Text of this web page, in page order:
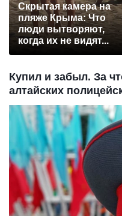
Скрытая камера на
пляже Крыма: Что
люди вытворяют,
когда их не видят...
Купил и забыл. За
алтайских